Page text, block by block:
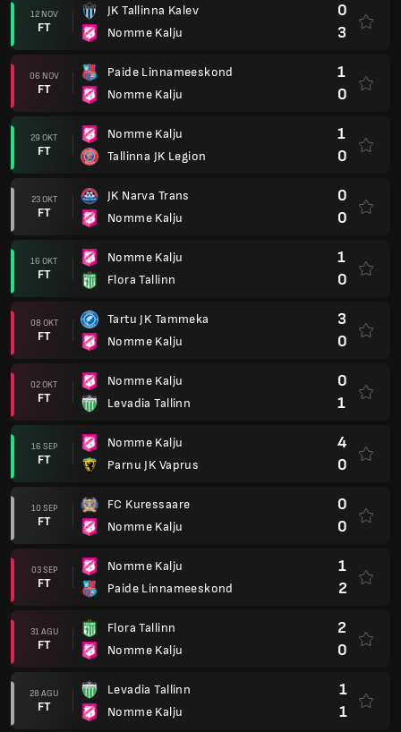
12 NOV
FT
JK Tallinna Kalev
Nomme Kalju
0
3
06 NOV
FT
Paide Linnameeskond
Nomme Kalju
1
0
29 OKT
FT
Nomme Kalju
Tallinna JK Legion
1
0
23 OKT
FT
JK Narva Trans
Nomme Kalju
0
0
16 OKT
FT
Nomme Kalju
Flora Tallinn
1
0
08 OKT
FT
Tartu JK Tammeka
Nomme Kalju
3
0
02 OKT
FT
Nomme Kalju
Levadia Tallinn
0
1
16 SEP
FT
Nomme Kalju
Parnu JK Vaprus
4
0
10 SEP
FT
FC Kuressaare
Nomme Kalju
0
0
03 SEP
FT
Nomme Kalju
Paide Linnameeskond
1
2
31 AGU
FT
Flora Tallinn
Nomme Kalju
2
0
28 AGU
FT
Levadia Tallinn
Nomme Kalju
1
1